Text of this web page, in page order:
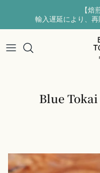
【焙
輸入遅延により、再
新商品
コーヒーバッグ
BRAND STORY
コーヒー生産地
東京・広尾店
会社概要
Blue